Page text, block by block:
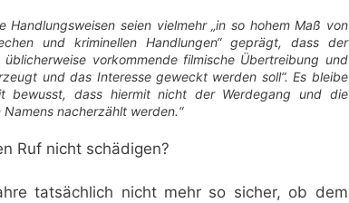
seien vielmehr „in so hohem Maß von
und kriminellen Handlungen“ geprägt, dass der
vorkommende filmische Übertreibung und
und das Interesse geweckt werden soll“. Es bleibe
bewusst, dass hiermit nicht der Werdegang und die
nacherzählt werden.“
Ruf nicht schädigen?
tatsächlich nicht mehr so sicher, ob dem